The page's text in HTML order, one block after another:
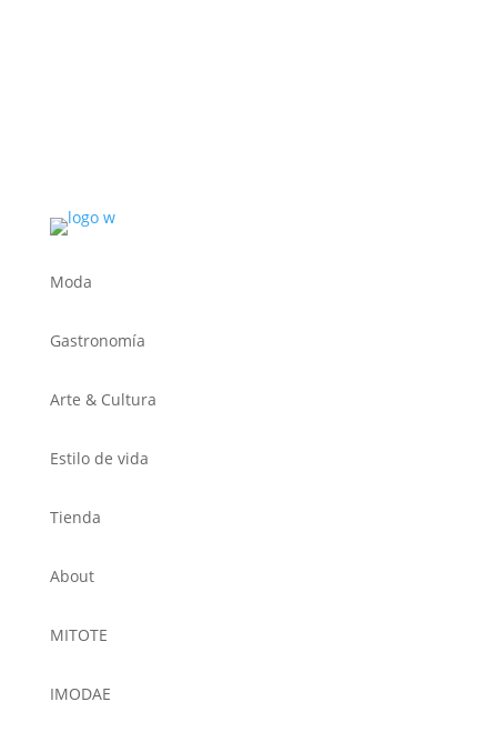
Moda
Gastronomía
Arte & Cultura
Estilo de vida
Tienda
About
MITOTE
IMODAE